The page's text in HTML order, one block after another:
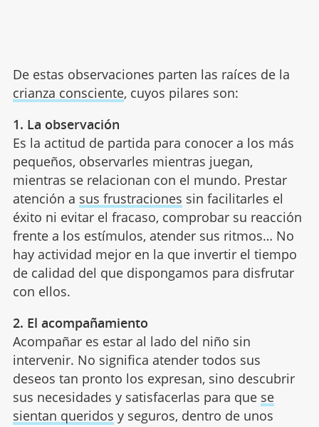
De estas observaciones parten las raíces de la
crianza consciente, cuyos pilares son:
1. La observación
Es la actitud de partida para conocer a los más
pequeños, observarles mientras juegan,
mientras se relacionan con el mundo. Prestar
atención a sus frustraciones sin facilitarles el
éxito ni evitar el fracaso, comprobar su reacción
frente a los estímulos, atender sus ritmos… No
hay actividad mejor en la que invertir el tiempo
de calidad del que dispongamos para disfrutar
con ellos.
2. El acompañamiento
Acompañar es estar al lado del niño sin
intervenir. No significa atender todos sus
deseos tan pronto los expresan, sino descubrir
sus necesidades y satisfacerlas para que se
sientan queridos y seguros, dentro de unos